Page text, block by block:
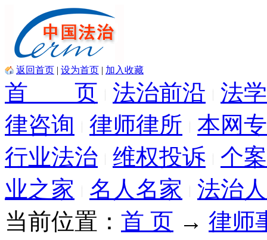
返回首页 | 设为首页 | 加入收藏
首 页 法治前沿
法
律咨询
律师律所
本网
行业法治 维权投诉
个
业之家
名人名家
法治
当前位置： 首 页 → 律师